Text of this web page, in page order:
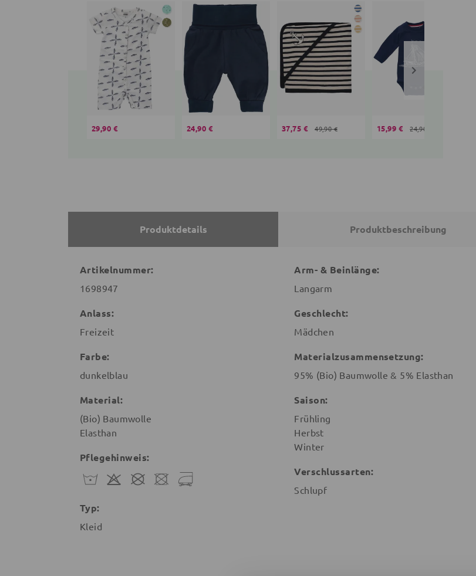
29,90 € 24,90 € 37,75 € 49,90 € 15,99 € 24,90 €
Produktdetails Produktbeschreibung
Artikelnummer:
1698947
Anlass:
Freizeit
Farbe:
dunkelblau
Material:
(Bio) Baumwolle
Elasthan
Pflegehinweis:
Typ:
Kleid
Arm- & Beinlänge:
Langarm
Geschlecht:
Mädchen
Materialzusammensetzung:
95% (Bio) Baumwolle & 5% Elasthan
Saison:
Frühling
Herbst
Winter
Verschlussarten:
Schlupf